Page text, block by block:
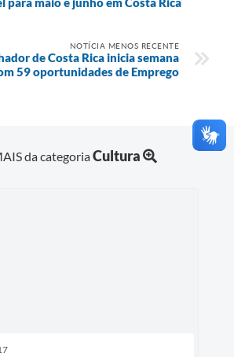
NOTÍCIA MENOS RECENTE
de Costa Rica inicia semana
59 oportunidades de Emprego
da categoriaCultura